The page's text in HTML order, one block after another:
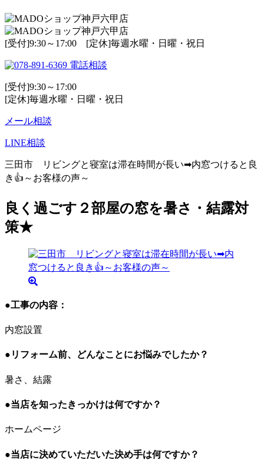
[受付]9:30～17:00 [定休]毎週水曜・日曜・祝日
電話相談
[受付]9:30～17:00
[定休]毎週水曜・日曜・祝日
メール相談
LINE相談
三田市 リビングと寝室は滞在時間が長い➡内窓つけると良
き👍～お客様の声～
良く過ごす２部屋の窓を暑さ・結露対
策★
●工事の内容：
内窓設置
●リフォーム前、どんなことにお悩みでしたか？
暑さ、結露
●当店を知ったきっかけは何ですか？
ホームページ
●当店に決めていただいた決め手は何ですか？